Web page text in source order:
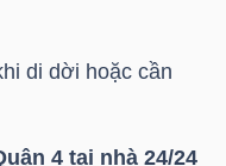
di dời hoặc cần
4 tại nhà 24/24